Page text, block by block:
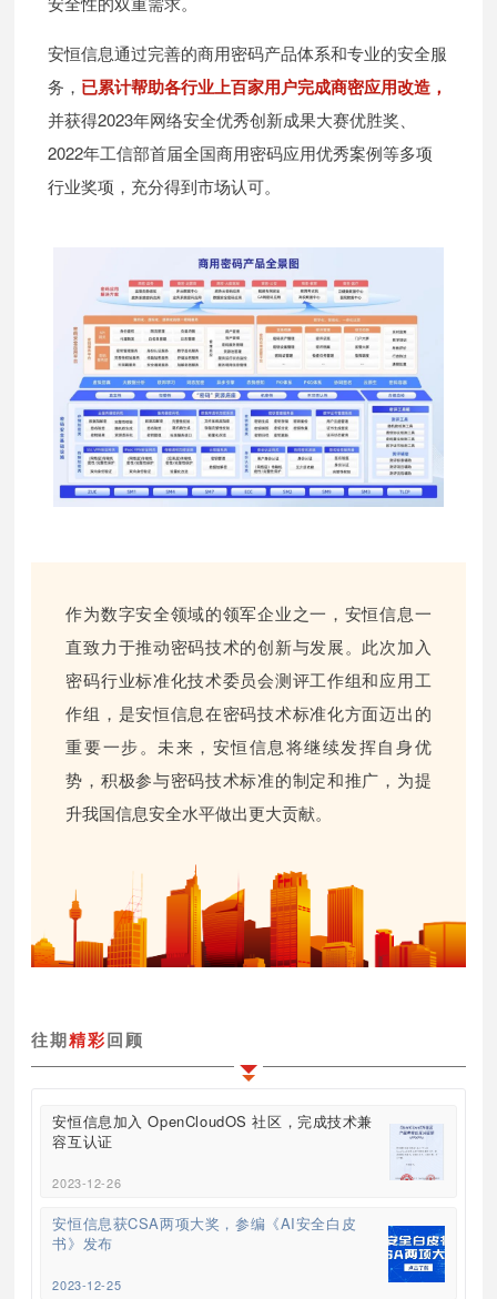
安恒信息通过完善的商用密码产品体系和专业的安全服
务， 已累计帮助各行业上百家用户完成商密应用改造，
并获得2023年网络安全优秀创新成果大赛优胜奖、
2022年工信部首届全国商用密码应用优秀案例等多项
行业奖项，充分得到市场认可。
作为数字安全领域的领军企业之一，安恒信息一
直致力于推动密码技术的创新与发展。此次加入
密码行业标准化技术委员会测评工作组和应用工
作组，是安恒信息在密码技术标准化方面迈出的
重要一步。未来，安恒信息将继续发挥自身优
势，积极参与密码技术标准的制定和推广，为提
升我国信息安全水平做出更大贡献。
往期精彩回顾
安恒信息加入 OpenCloudOS 社区，完成技术兼
容互认证
2023-12-26
安恒信息获CSA两项大奖，参编《AI安全白皮
书》发布
2023-12-25